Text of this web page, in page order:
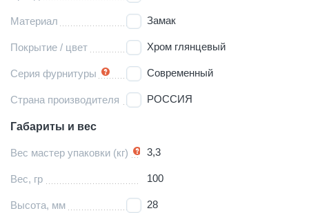
Материал Замак
Покрытие / цвет Хром глянцевый
Серия фурнитуры Современный
Страна производителя РОССИЯ
Габариты и вес
Вес мастер упаковки (кг) 3,3
Вес, гр 100
Высота, мм 28